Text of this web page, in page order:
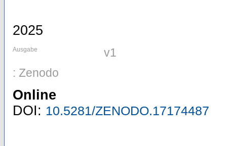
2025
Ausgabe
v1
: Zenodo
Online
DOI: 10.5281/ZENODO.17174487